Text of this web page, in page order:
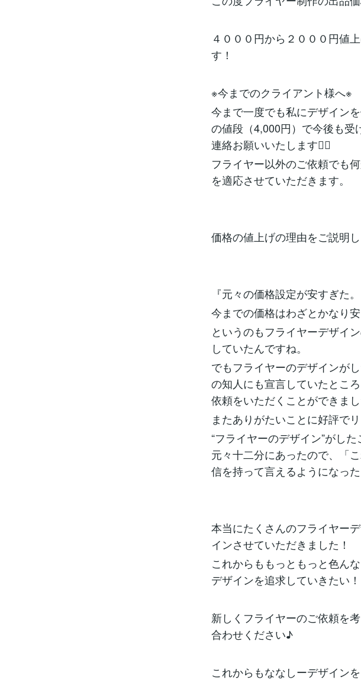
４０００円から２０００円値
す！
※今までのクライアント様へ※
今まで一度でも私にデザイン
の値段（4,000円）で今後も
連絡お願いいたします🙇‍♀️
フライヤー以外のご依頼でも
を適応させていただきます。
価格の値上げの理由をご説明し
『元々の価格設定が安すぎた。
今までの価格はわざとかなり
というのもフライヤーデザイ
していたんですね。
でもフライヤーのデザインが
の知人にも宣言していたとこ
依頼をいただくことができまし
またありがたいことに好評で
“フライヤーのデザイン”がし
元々十二分にあったので、「
信を持って言えるようになった
本当にたくさんのフライヤー
インさせていただきました！
これからももっともっと色ん
デザインを追求していきたい
新しくフライヤーのご依頼を
合わせください♪
これからもななしーデザイン